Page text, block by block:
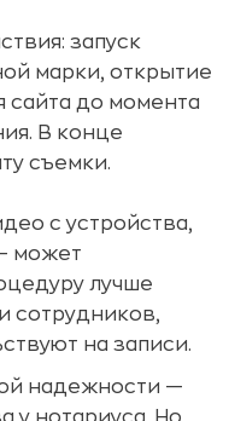
запуск
марки, открытие
сайта до момента
В конце
съемки.
с устройства,
может
лучше
сотрудников,
на записи.
надежности —
у нотариуса. Но